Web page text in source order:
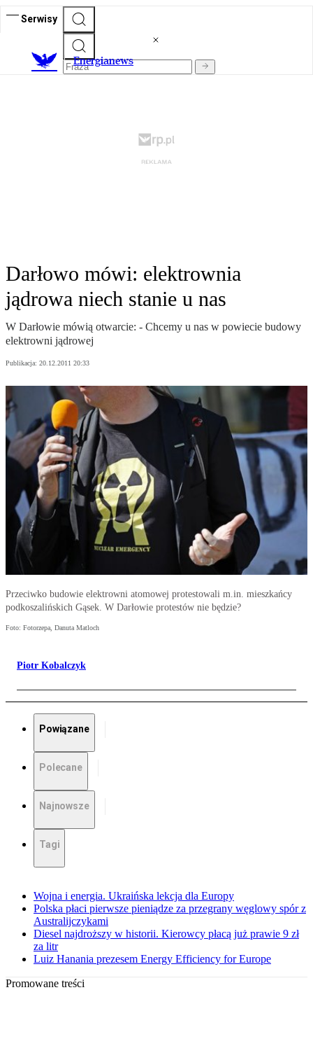
Serwisy
Energianews
Darłowo mówi: elektrownia
jądrowa niech stanie u nas
W Darłowie mówią otwarcie: - Chcemy u nas w powiecie budowy
elektrowni jądrowej
Publikacja: 20.12.2011 20:33
Przeciwko budowie elektrowni atomowej protestowali m.in. mieszkańcy
podkoszalińskich Gąsek. W Darłowie protestów nie będzie?
Foto: Fotorzepa, Danuta Matloch
Piotr Kobalczyk
Powiązane
Polecane
Najnowsze
Tagi
Wojna i energia. Ukraińska lekcja dla Europy
Polska płaci pierwsze pieniądze za przegrany węglowy spór z
Australijczykami
Diesel najdroższy w historii. Kierowcy płacą już prawie 9 zł
za litr
Luiz Hanania prezesem Energy Efficiency for Europe
Promowane treści